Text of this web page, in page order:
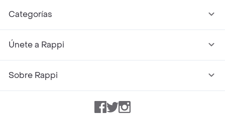
Categorías
Únete a Rappi
Sobre Rappi
Facebook
TwitterInstagram